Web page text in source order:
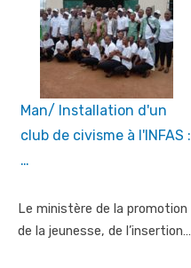
Man/ Installation d'un
club de civisme à l'INFAS :
…
Le ministère de la promotion
de la jeunesse, de l’insertion…